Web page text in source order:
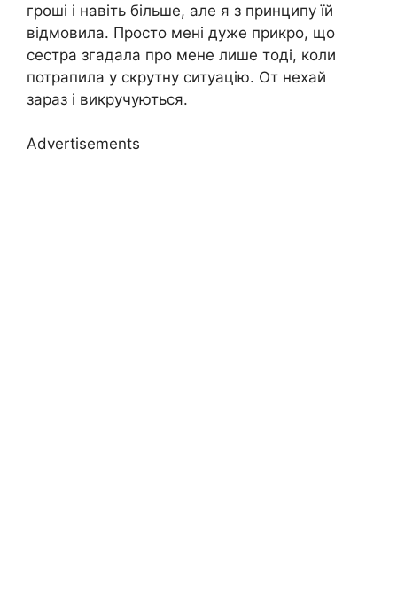
гроші і навіть більше, але я з принципу їй
відмовила. Просто мені дуже прикро, що
сестра згадала про мене лише тоді, коли
потрапила у скрутну ситуацію. От нехай
зараз і викручуються.
Advertisements